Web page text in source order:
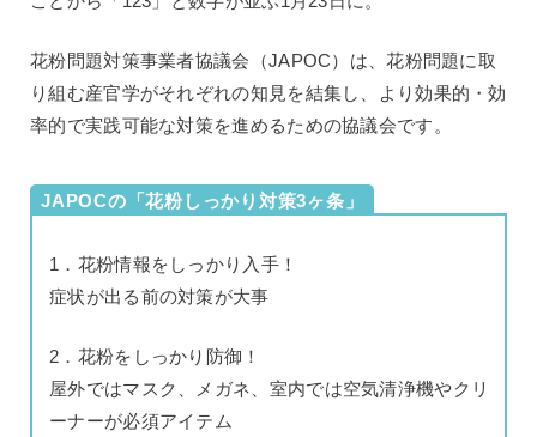
花粉問題対策事業者協議会（JAPOC）は、花粉問題に取
り組む産官学がそれぞれの知見を結集し、より効果的・効
率的で実践可能な対策を進めるための協議会です。
JAPOCの「花粉しっかり対策3ヶ条」
1．花粉情報をしっかり入手！
症状が出る前の対策が大事
2．花粉をしっかり防御！
屋外ではマスク、メガネ、室内では空気清浄機やクリ
ーナーが必須アイテム